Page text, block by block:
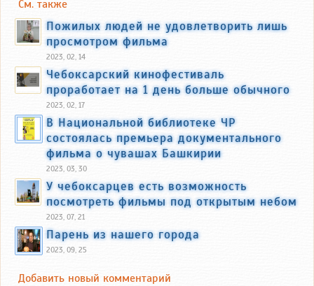
См. также
Пожилых людей не удовлетворить лишь
просмотром фильма
2023, 02, 14
Чебоксарский кинофестиваль
проработает на 1 день больше обычного
2023, 02, 17
В Национальной библиотеке ЧР
состоялась премьера документального
фильма о чувашах Башкирии
2023, 03, 30
У чебоксарцев есть возможность
посмотреть фильмы под открытым небом
2023, 07, 21
Парень из нашего города
2023, 09, 25
Добавить новый комментарий